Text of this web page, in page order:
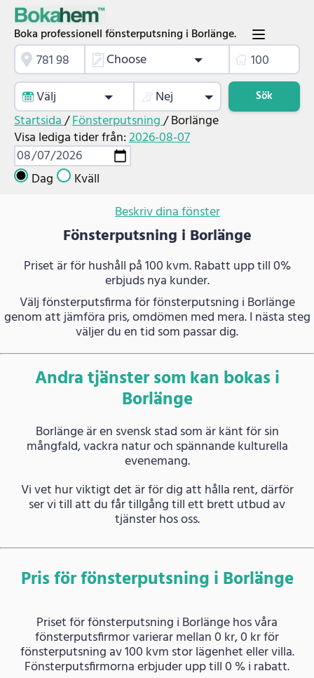
Boka professionell fönsterputsning i Borlänge.
Choose
Välj
Nej Sök
Startsida/Fönsterputsning/Borlänge
Visa lediga tider från:2026-08-07
Dag
Kväll
Beskriv dina fönster
Fönsterputsning i Borlänge
Priset är för hushåll på 100 kvm. Rabatt upp till 0%
erbjuds nya kunder.
Välj fönsterputsfirma för fönsterputsning i Borlänge
genom att jämföra pris, omdömen med mera. I nästa steg
väljer du en tid som passar dig.
Andra tjänster som kan bokas i
Borlänge
Borlänge är en svensk stad som är känt för sin
mångfald, vackra natur och spännande kulturella
evenemang.
Vi vet hur viktigt det är för dig att hålla rent, därför
ser vi till att du får tillgång till ett brett utbud av
tjänster hos oss.
Pris för fönsterputsning i Borlänge
Priset för fönsterputsning i Borlänge hos våra
fönsterputsfirmor varierar mellan 0 kr, 0 kr för
fönsterputsning av 100 kvm stor lägenhet eller villa.
Fönsterputsfirmorna erbjuder upp till 0 % i rabatt.